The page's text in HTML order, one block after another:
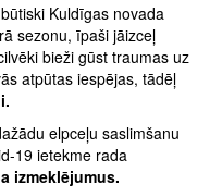
Kuldīgas novada
sezonu, īpaši jāizceļ
bieži gūst traumas uz
atpūtas iespējas, tādēļ
elpceļu saslimšanu
19 ietekme rada
izmeklējumus.